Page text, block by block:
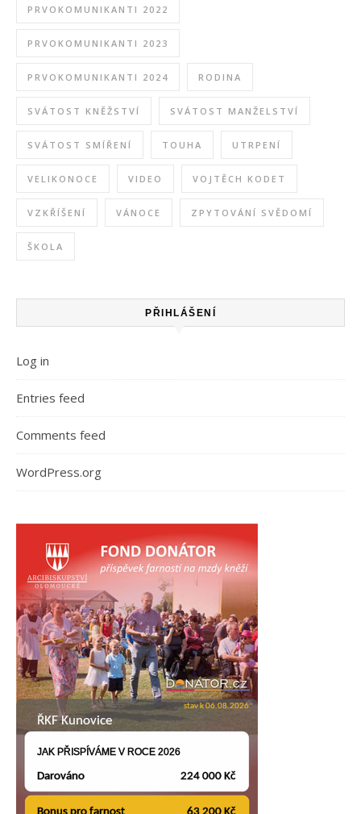
PRVOKOMUNIKANTI 2022
PRVOKOMUNIKANTI 2023
PRVOKOMUNIKANTI 2024 RODINA
SVÁTOST KNĚŽSTVÍ SVÁTOST MANŽELSTVÍ
SVÁTOST SMÍŘENÍ TOUHA UTRPENÍ
VELIKONOCE VIDEO VOJTĚCH KODET
VZKŘÍŠENÍ VÁNOCE ZPYTOVÁNÍ SVĚDOMÍ
ŠKOLA
PŘIHLÁŠENÍ
Log in
Entries feed
Comments feed
WordPress.org